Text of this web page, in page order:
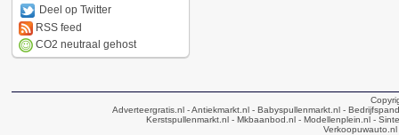
Deel op Twitter
RSS feed
CO2 neutraal gehost
Adverteergratis.nl - Antiekmarkt.nl - Babyspullenmarkt.nl -
Kerstspullenmarkt.nl- Mkbaanbod.nl- Modellenplein.nl-
Verkoopuwauto.nl